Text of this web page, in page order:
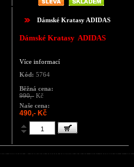
Dámské Kratasy ADIDAS
Dámské Kratasy ADIDAS
Více informací
Kód: 5764
Běžná cena:
990,- Kč
Naše cena:
490,- Kč
zboží Pánské fotbalové kraťasy Adidas F50